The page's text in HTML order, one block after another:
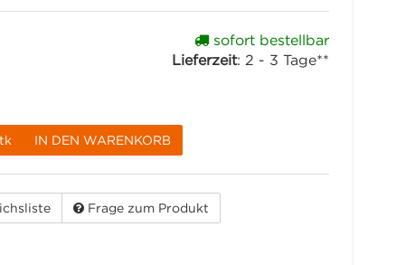
sofort bestellbar
Lieferzeit: 2 - 3 Tage**
IN DEN WARENKORB
Frage zum Produkt